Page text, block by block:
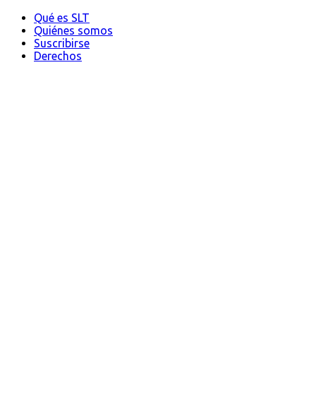
Qué es SLT
Quiénes somos
Suscribirse
Derechos